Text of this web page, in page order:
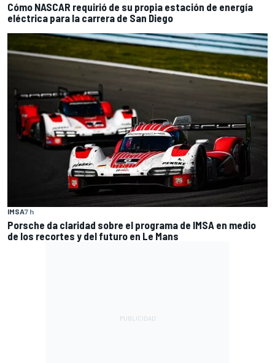
Cómo NASCAR requirió de su propia estación de energía
eléctrica para la carrera de San Diego
IMSA7 h
Porsche da claridad sobre el programa de IMSA en medio
de los recortes y del futuro en Le Mans